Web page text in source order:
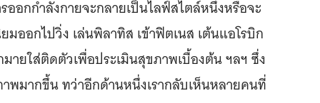
กกำลังกายจะกลายเป็นไลฟ์สไตล์หนึ่งหรือจะ
ออกไปวิ่ง เล่นพิลาทิส เข้าฟิตเนส เต้นแอโรบิก
ายใส่ติดตัวเพื่อประเมินสุขภาพเบื้องต้น ฯลฯ ซึ่ง
มากขึ้น ทว่าอีกด้านหนึ่งเรากลับเห็นหลายคนที่